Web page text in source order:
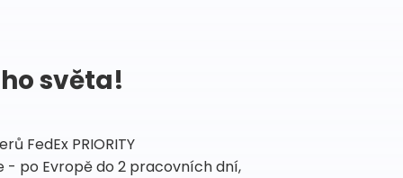
světa!
FedEx PRIORITY
- po Evropě do 2 pracovních dní,